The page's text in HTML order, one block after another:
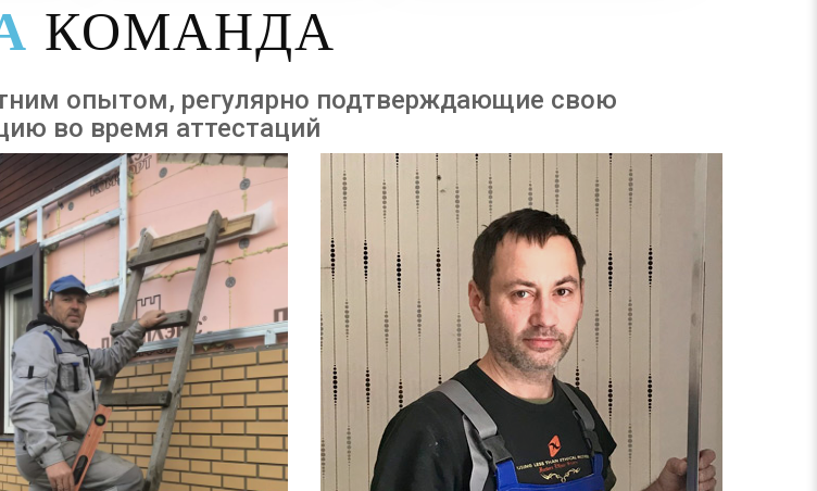
КОМАНДА
опытом, регулярно подтверждающие свою
во время аттестаций